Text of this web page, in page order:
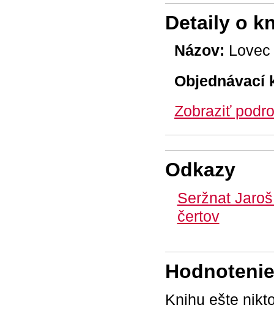
Detaily o
Názov:
Objednávací
Zobraziť
Odkazy
Seržnat
čertov
Knihu ešte